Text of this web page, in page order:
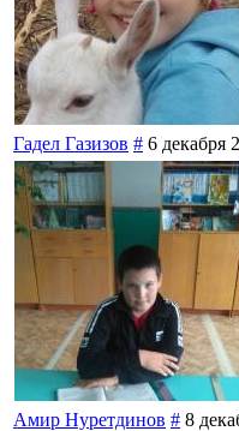
Гадел Газизов # 6 декабря
Амир Нуретдинов # 8